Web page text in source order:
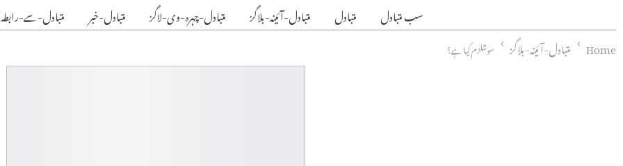
سب متبادل متبادل متبادل-آئینہ-بلاگز متبادل-چہرہ-وی-لاگز متبادل-خبر متبادل-سے-رابطہ
Home
متبادل-آئینہ-بلاگز سوشلزم کیا ہے؟